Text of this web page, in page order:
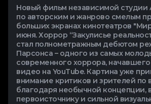
Новый фильм независимой студии
по авторским и жанрово смелым
больших экранах кинотеатров
июня. Хоррор “Закулисье
стал полнометражным дебютом
Парсонса – одного из самых
современного хоррора,
видео на YouTube. Картина уже
внимание критиков и зрителей по
благодаря необычной концепции,
первоисточнику и сильной